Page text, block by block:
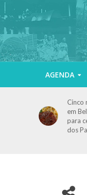
AGENDA
Cinco
em
para
dos